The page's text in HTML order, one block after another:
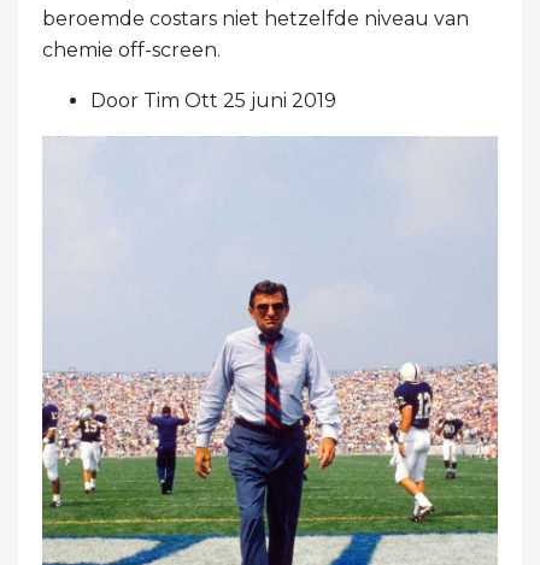
beroemde costars niet hetzelfde niveau van
chemie off-screen.
Door Tim Ott 25 juni 2019